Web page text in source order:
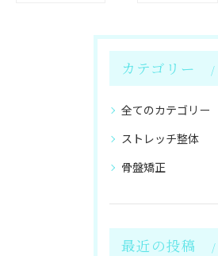
カテゴリー
全てのカテゴリー
ストレッチ整体
骨盤矯正
最近の投稿